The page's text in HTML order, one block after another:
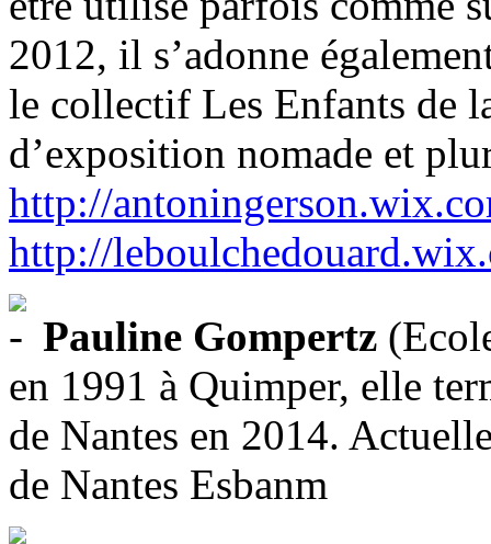
2012, il s’adonne
le collectif Les Enfants de
d’exposition nomade et
http://
http://
Pauline Gompertz
en 1991 à Quimper, elle
de Nantes en 2014.
de Nantes Esbanm